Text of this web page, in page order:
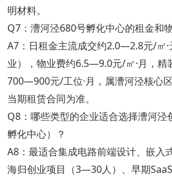
明材料。
Q7：漕河泾680号孵化中心的租金和
A7：日租金主流成交约2.0—2.8元/㎡
业），物业费约6.5—9.0元/㎡·月，精
700—900元/工位·月，属漕河泾核心
当期租赁合同为准。
Q8：哪些类型的企业适合选择漕河泾
孵化中心）？
A8：最适合集成电路前端设计、嵌入
海归创业项目（3—30人）、早期